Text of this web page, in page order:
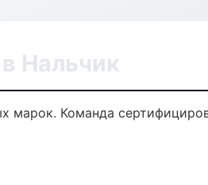
Нальчик
марок. Команда